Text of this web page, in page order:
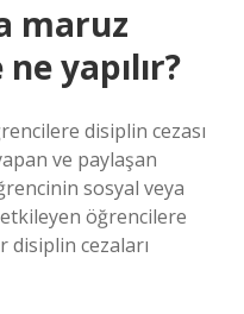
maruz
yapılır?
disiplin cezası
ve paylaşan
sosyal veya
öğrencilere
disiplin cezaları